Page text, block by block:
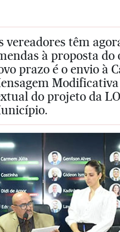
vereadores têm
à proposta
prazo é o envio à
Modificativa
do projeto da